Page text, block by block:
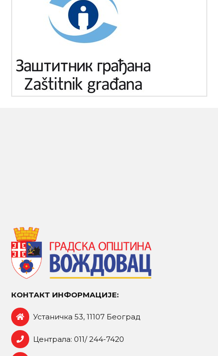
КОНТАКТ ИНФОРМАЦИЈЕ:
Устаничка 53, 11107 Београд
Централа: 011/ 244-7420